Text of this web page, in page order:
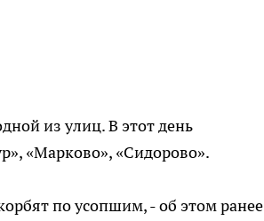
из улиц. В этот день
«Марково», «Сидорово».
по усопшим, - об этом ранее